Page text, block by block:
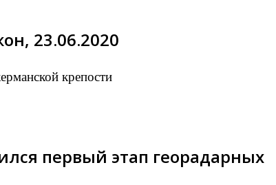
23.06.2020
крепости
первый этап георадарных